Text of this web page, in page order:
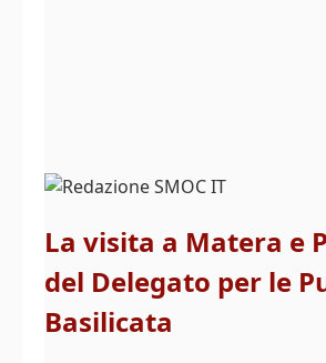
La visita a Matera e
del Delegato per le
Basilicata